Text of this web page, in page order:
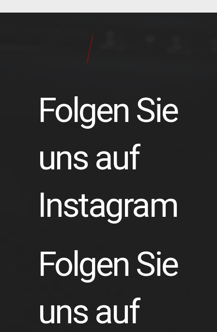
Folgen Sie
uns auf
Instagram
Folgen Sie
uns auf